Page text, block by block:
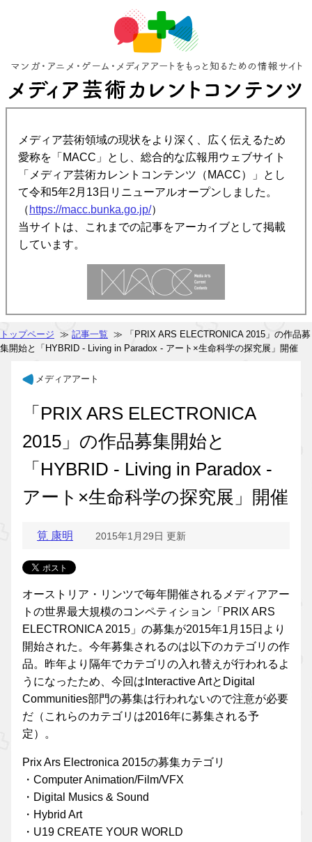
メディア芸術領域の現状をより深く、広く伝えるため
愛称を「MACC」とし、総合的な広報用ウェブサイト
「メディア芸術カレントコンテンツ（MACC）」とし
て令和5年2月13日リニューアルオープンしました。
（ https://macc.bunka.go.jp/）
当サイトは、これまでの記事をアーカイブとして掲載
しています。
トップページ ≫ 記事一覧 ≫ 「PRIX ARS ELECTRONICA 2015」の作品募
集開始と「HYBRID - Living in Paradox - アート×生命科学の探究展」開催
メディアアート
「PRIX ARS ELECTRONICA
2015」の作品募集開始と
「HYBRID - Living in Paradox -
アート×生命科学の探究展」開催
筧 康明 2015年1月29日 更新
オーストリア・リンツで毎年開催されるメディアアー
トの世界最大規模のコンペティション「PRIX ARS
ELECTRONICA 2015」の募集が2015年1月15日より
開始された。今年募集されるのは以下のカテゴリの作
品。昨年より隔年でカテゴリの入れ替えが行われるよ
うになったため、今回はInteractive ArtとDigital
Communities部門の募集は行われないので注意が必要
だ（これらのカテゴリは2016年に募集される予
定）。
Prix Ars Electronica 2015の募集カテゴリ
・Computer Animation/Film/VFX
・Digital Musics & Sound
・Hybrid Art
・U19 CREATE YOUR WORLD